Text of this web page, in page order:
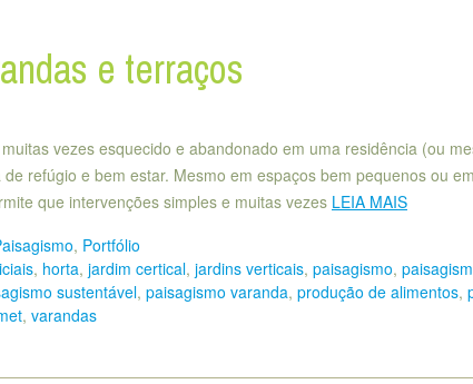
e terraços
vezes esquecido e abandonado em uma residência (ou
refúgio e bem estar. Mesmo em espaços bem pequenos ou em
que intervenções simples e muitas vezes LEIA MAIS
, Portfólio
, horta, jardim certical, jardins verticais, paisagismo,
sustentável, paisagismo varanda, produção de alimentos,
, varandas